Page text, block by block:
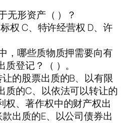
无形资产（ ）？
权 C、特许经营权 D、许
，哪些质物质押需要向有
登记？（ ）。
的股票出质的B、以有限
质的C、以依法可以转让的
权、著作权中的财产权出
出质的E、以公司债券出